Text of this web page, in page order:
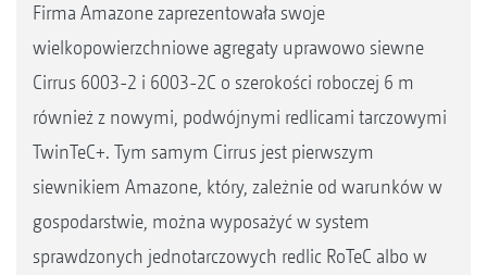
Firma Amazone zaprezentowała swoje
wielkopowierzchniowe agregaty uprawowo siewne
Cirrus 6003-2 i 6003-2C o szerokości roboczej 6 m
również z nowymi, podwójnymi redlicami tarczowymi
TwinTeC+. Tym samym Cirrus jest pierwszym
siewnikiem Amazone, który, zależnie od warunków w
gospodarstwie, można wyposażyć w system
sprawdzonych jednotarczowych redlic RoTeC albo w